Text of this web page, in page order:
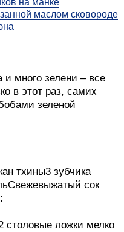
на манке
маслом сковороде
и много зелени – все
в этот раз, самих
зеленой
тхины3 зубчика
сок
столовые ложки мелко